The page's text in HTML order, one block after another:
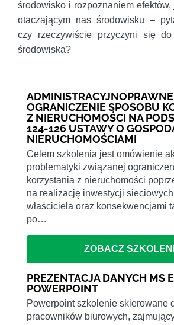
środowisko i rozpoznaniem
otaczającym nas środowisku –
czy rzeczywiście przyczyni się
środowiska?
ADMINISTRACYJNOPRAWNE
OGRANICZENIE SPOSOBU
Z NIERUCHOMOŚCI NA
124-126 USTAWY O
NIERUCHOMOŚCIAMI
Celem szkolenia jest omówienie
problematyki związanej
korzystania z nieruchomości
na realizację inwestycji
właściciela oraz konsekwencjami
po…
ZOBACZ
PREZENTACJA DANYCH MS
POWERPOINT
Powerpoint szkolenie skierowane
pracowników biurowych,